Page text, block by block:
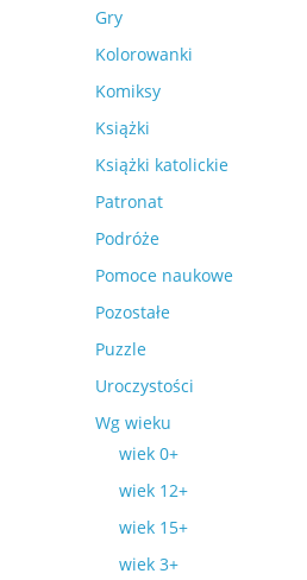
Gry
Kolorowanki
Komiksy
Książki
Książki katolickie
Patronat
Podróże
Pomoce naukowe
Pozostałe
Puzzle
Uroczystości
Wg wieku
wiek 0+
wiek 12+
wiek 15+
wiek 3+